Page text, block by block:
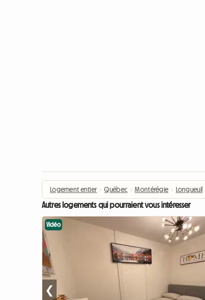
Logement entier › Québec › Montérégie › Longueuil
Autres logements qui pourraient vous intéresser
Vidéo
❮